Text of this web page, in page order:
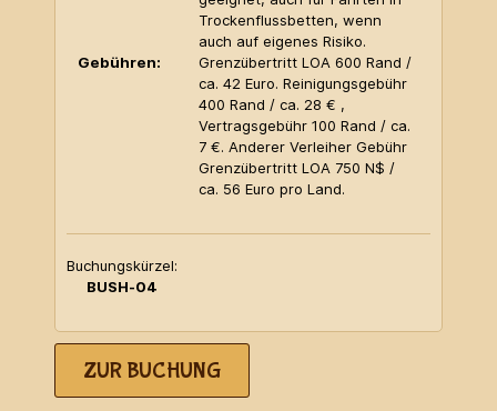
Trockenflussbetten, wenn
auch auf eigenes Risiko.
Gebühren:
Grenzübertritt LOA 600 Rand /
ca. 42 Euro. Reinigungsgebühr
400 Rand / ca. 28 € ,
Vertragsgebühr 100 Rand / ca.
7 €. Anderer Verleiher Gebühr
Grenzübertritt LOA 750 N$ /
ca. 56 Euro pro Land.
Buchungskürzel:
BUSH-04
ZUR BUCHUNG